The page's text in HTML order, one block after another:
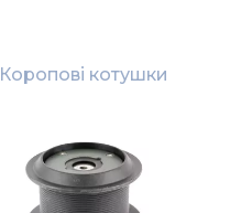
Коропові котушки